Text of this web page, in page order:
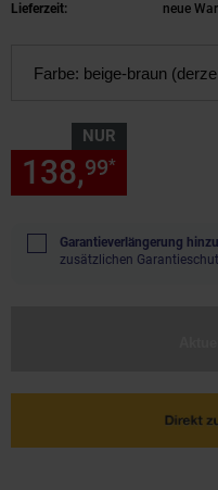
Lieferzeit: neue
Farbe: beige-braun
NUR
138,99*
Garantieverlängerung
zusätzlichen